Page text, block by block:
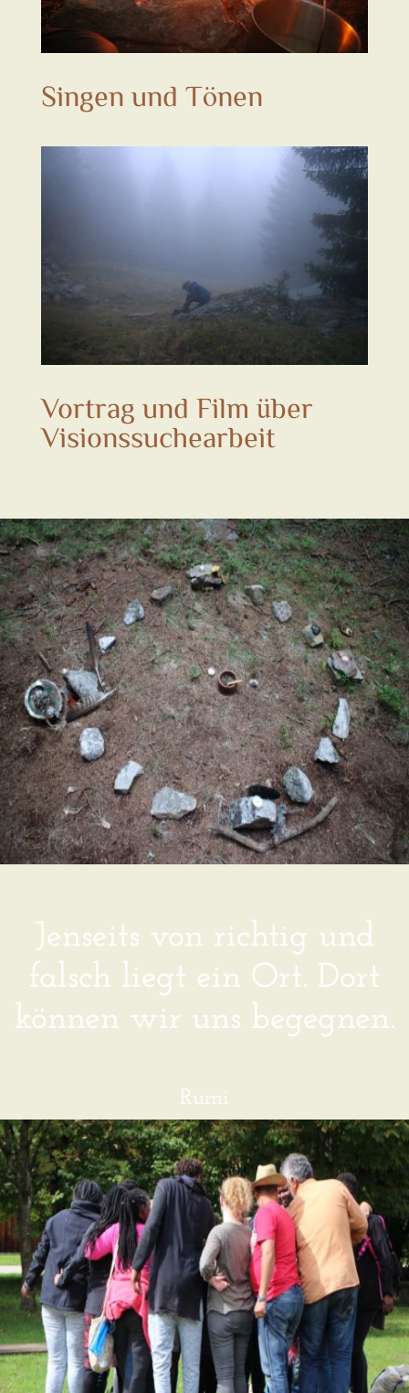
Singen und Tönen
Vortrag und Film über
Visionssuchearbeit
Jenseits von richtig und
falsch liegt ein Ort. Dort
können wir uns begegnen.
Rumi